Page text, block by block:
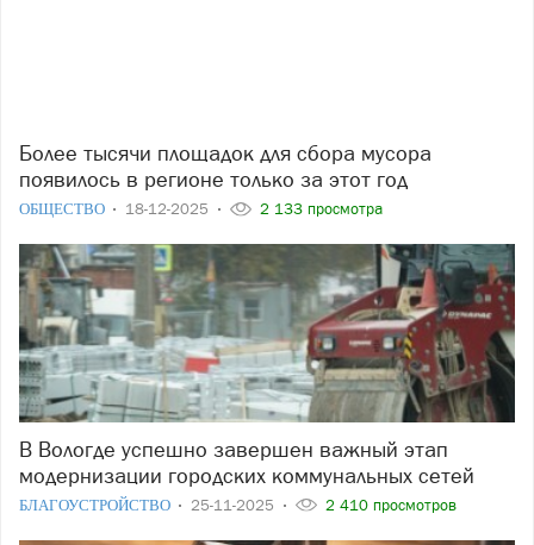
Более тысячи площадок для сбора мусора
появилось в регионе только за этот год
ОБЩЕСТВО 18-12-2025 2 133 просмотра
В Вологде успешно завершен важный этап
модернизации городских коммунальных сетей
БЛАГОУСТРОЙСТВО 25-11-2025 2 410 просмотров